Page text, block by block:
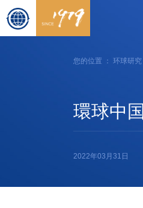
您的位置 ： 环球研究
環球中
2022年03月31日